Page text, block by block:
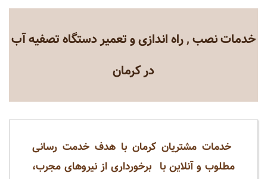
خدمات نصب , راه اندازی و تعمیر دستگاه تصفیه آب
در کرمان
خدمات مشتریان کرمان با هدف خدمت رسانی
مطلوب و آنلاین با برخورداری از نیروهای مجرب،